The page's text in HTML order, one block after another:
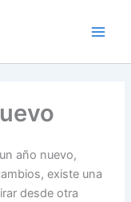
año nuevo,
existe una
desde otra